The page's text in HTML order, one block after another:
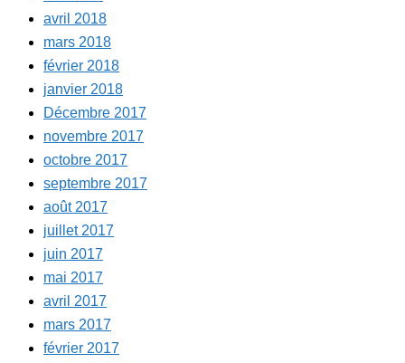
avril 2018
mars 2018
février 2018
janvier 2018
Décembre 2017
novembre 2017
octobre 2017
septembre 2017
août 2017
juillet 2017
juin 2017
mai 2017
avril 2017
mars 2017
février 2017